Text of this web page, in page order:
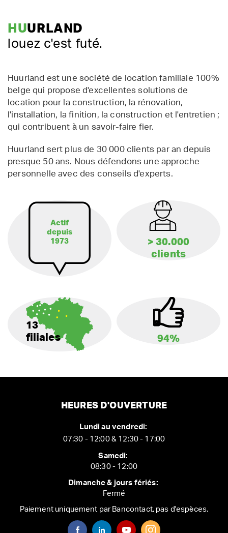
HUURLAND
louez c'est futé.
Huurland est une société de location familiale 100%
belge qui propose d'excellentes solutions de
location pour la construction, la rénovation,
l'installation, la finition, la construction et l'entretien ;
qui contribuent à un savoir-faire fier.
Huurland sert plus de 30 000 clients par an depuis
presque 50 ans. Nous défendons une approche
personnelle avec des conseils d'experts.
Actif
depuis
1973
> 30.000
clients
13
filiales
94%
HEURES D'OUVERTURE
Lundi au vendredi:
07:30 - 12:00 & 12:30 - 17:00
Samedi:
08:30 - 12:00
Dimanche & jours fériés:
Fermé
Paiement uniquement par Bancontact, pas d'espèces.